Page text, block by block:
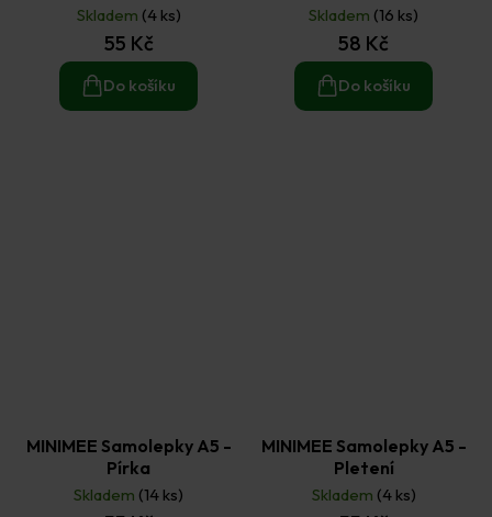
Skladem (4 ks)
55 Kč
Do košíku
Skladem (16 ks)
58 Kč
Do košíku
MINIMEE Samolepky A5 -
Pírka
Skladem (14 ks)
MINIMEE Samolepky A5 -
Pletení
Skladem (4 ks)